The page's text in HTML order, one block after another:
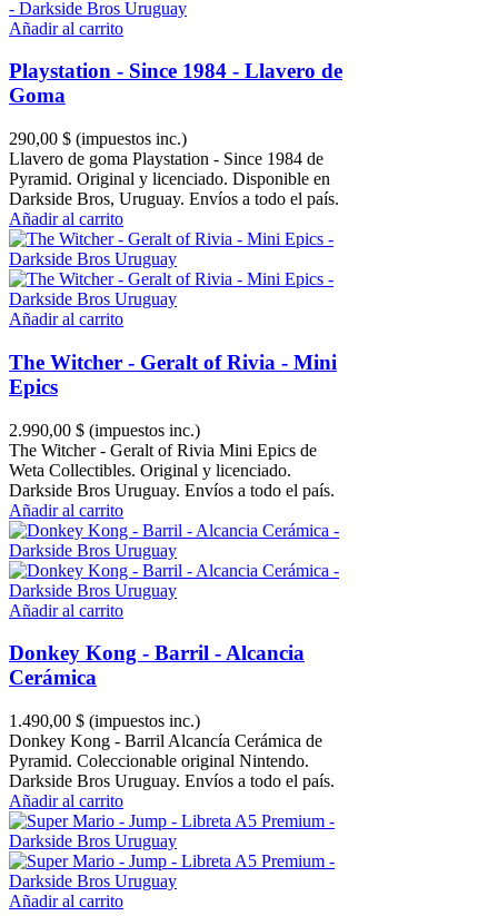
Añadir al carrito
Playstation - Since 1984 - Llavero de
Goma
290,00 $ (impuestos inc.)
Llavero de goma Playstation - Since 1984 de
Pyramid. Original y licenciado. Disponible en
Darkside Bros, Uruguay. Envíos a todo el país.
Añadir al carrito
Añadir al carrito
The Witcher - Geralt of Rivia - Mini
Epics
2.990,00 $ (impuestos inc.)
The Witcher - Geralt of Rivia Mini Epics de
Weta Collectibles. Original y licenciado.
Darkside Bros Uruguay. Envíos a todo el país.
Añadir al carrito
Añadir al carrito
Donkey Kong - Barril - Alcancia
Cerámica
1.490,00 $ (impuestos inc.)
Donkey Kong - Barril Alcancía Cerámica de
Pyramid. Coleccionable original Nintendo.
Darkside Bros Uruguay. Envíos a todo el país.
Añadir al carrito
Añadir al carrito